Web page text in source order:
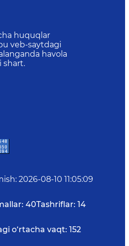
huquqlar
veb-saytdagi
havola
shart.
: 2026-08-10 11:05:09
40Tashriflar: 14
o‘rtacha vaqt: 152